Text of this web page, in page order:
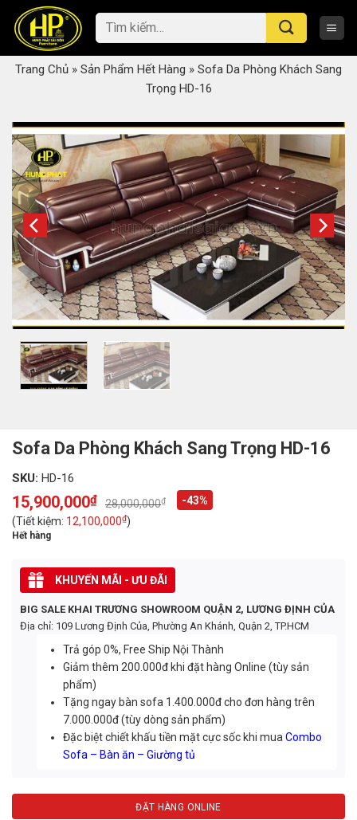
content
Tìm
kiếm:
Trang Chủ » Sản Phẩm Hết Hàng » Sofa Da Phòng Khách Sang
Trọng HD-16
Sofa Da Phòng Khách Sang Trọng HD-16
SKU: HD-16
28,000,000₫
Original
price
was:
28,000,000₫.
15,900,000₫
Current
price
is:
15,900,000₫.
-43%
(Tiết kiệm: 12,100,000₫)
Hết hàng
KHUYẾN MÃI - ƯU ĐÃI
BIG SALE KHAI TRƯƠNG SHOWROOM QUẬN 2, LƯƠNG ĐỊNH CỦA
Địa chỉ: 109 Lương Định Của, Phường An Khánh, Quận 2, TP.HCM
Trả góp 0%, Free Ship Nội Thành
Giảm thêm 200.000đ khi đặt hàng Online (tùy sản
phẩm)
Tặng ngay bàn sofa 1.400.000đ cho đơn hàng trên
7.000.000đ (tùy dòng sản phẩm)
Đặc biệt chiết khấu tiền mặt cực sốc khi muaCombo
Sofa – Bàn ăn – Giường tủ
ĐẶT HÀNG ONLINE